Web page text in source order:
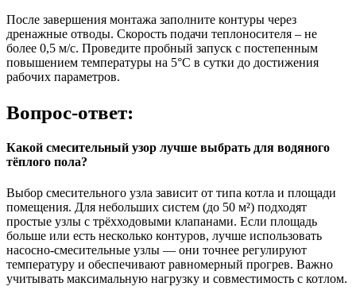
После завершения монтажа заполните контуры через
дренажные отводы. Скорость подачи теплоносителя – не
более 0,5 м/с. Проведите пробный запуск с постепенным
повышением температуры на 5°C в сутки до достижения
рабочих параметров.
Вопрос-ответ:
Какой смесительный узор лучше выбрать для водяного
тёплого пола?
Выбор смесительного узла зависит от типа котла и площади
помещения. Для небольших систем (до 50 м²) подходят
простые узлы с трёхходовыми клапанами. Если площадь
больше или есть несколько контуров, лучше использовать
насосно-смесительные узлы — они точнее регулируют
температуру и обеспечивают равномерный прогрев. Важно
учитывать максимальную нагрузку и совместимость с котлом.